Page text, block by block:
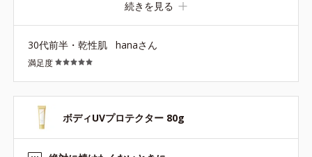
ジェルタイプで使い勝手がとてもいいです♪ ボディ用と書
長いときは顔にも塗ったりしています（顔は普段リンクル
ブライトを使用。リンクルブライトの上にさらに子の日焼
け止めを重ねてます）。 石鹸で落とせるタイプなので、入
浴時にクレンジングで落とす手間もなくて助かります♪ 今
年はこちらの日焼け止めで徹底的に日焼けを防いでいきた
続きを見る
30代前半・乾性肌 hanaさん
満足度
ボディUVプロテクター 80g